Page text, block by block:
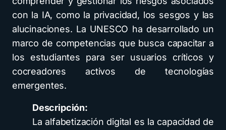
con la IA, como la privacidad, los sesgos y las
alucinaciones. La UNESCO ha desarrollado un
marco de competencias que busca capacitar a
los estudiantes para ser usuarios críticos y
cocreadores activos de tecnologías
emergentes.
Descripción:
La alfabetización digital es la capacidad de